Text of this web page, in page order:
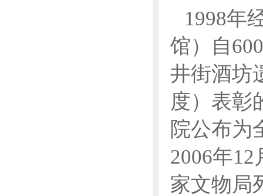
1998年
馆）自
井街酒坊
度）表彰
院公布为
2006年
家文物局